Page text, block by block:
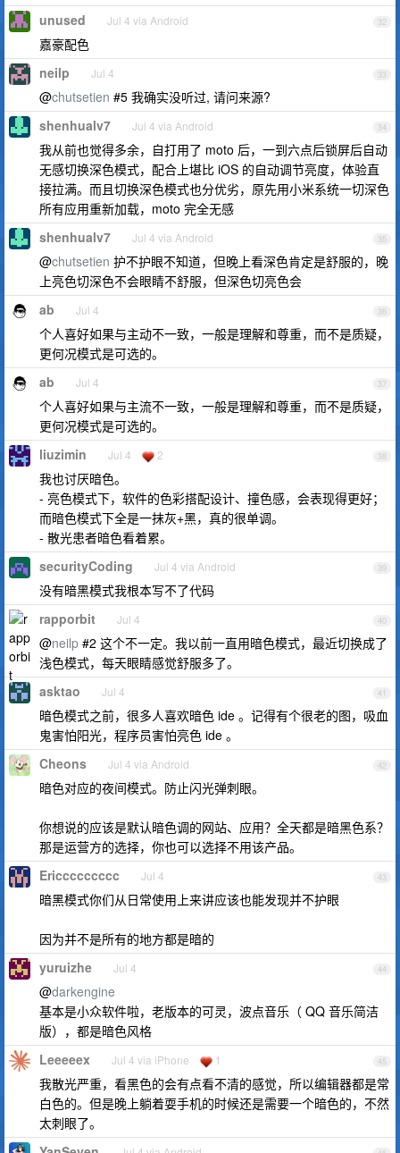
32
unused Jul 4 via Android
嘉豪配色
33
neilp Jul 4
@chutsetien #5 我确实没听过, 请问来源?
34
shenhualv7 Jul 4 via Android
我从前也觉得多余，自打用了 moto 后，一到六点后锁屏后自动
无感切换深色模式，配合上堪比 iOS 的自动调节亮度，体验直
接拉满。而且切换深色模式也分优劣，原先用小米系统一切深色
所有应用重新加载，moto 完全无感
35
shenhualv7 Jul 4 via Android
@chutsetien 护不护眼不知道，但晚上看深色肯定是舒服的，晚
上亮色切深色不会眼睛不舒服，但深色切亮色会
36
ab Jul 4
个人喜好如果与主动不一致，一般是理解和尊重，而不是质疑，
更何况模式是可选的。
37
ab Jul 4
个人喜好如果与主流不一致，一般是理解和尊重，而不是质疑，
更何况模式是可选的。
38
liuzimin Jul 4 2
我也讨厌暗色。
- 亮色模式下，软件的色彩搭配设计、撞色感，会表现得更好；
而暗色模式下全是一抹灰+黑，真的很单调。
- 散光患者暗色看着累。
39
securityCoding Jul 4 via Android
没有暗黑模式我根本写不了代码
40
rapporbit Jul 4
@neilp #2 这个不一定。我以前一直用暗色模式，最近切换成了
浅色模式，每天眼睛感觉舒服多了。
41
asktao Jul 4
暗色模式之前，很多人喜欢暗色 ide 。记得有个很老的图，吸血
鬼害怕阳光，程序员害怕亮色 ide 。
42
Cheons Jul 4 via Android
暗色对应的夜间模式。防止闪光弹刺眼。
你想说的应该是默认暗色调的网站、应用？全天都是暗黑色系？
那是运营方的选择，你也可以选择不用该产品。
43
Ericcccccccc Jul 4
暗黑模式你们从日常使用上来讲应该也能发现并不护眼
因为并不是所有的地方都是暗的
44
yuruizhe Jul 4
@darkengine
基本是小众软件啦，老版本的可灵，波点音乐（ QQ 音乐简洁
版），都是暗色风格
45
Leeeeex Jul 4 via iPhone 1
我散光严重，看黑色的会有点看不清的感觉，所以编辑器都是常
白色的。但是晚上躺着耍手机的时候还是需要一个暗色的，不然
太刺眼了。